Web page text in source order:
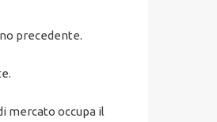
precedente.
mercato occupa il